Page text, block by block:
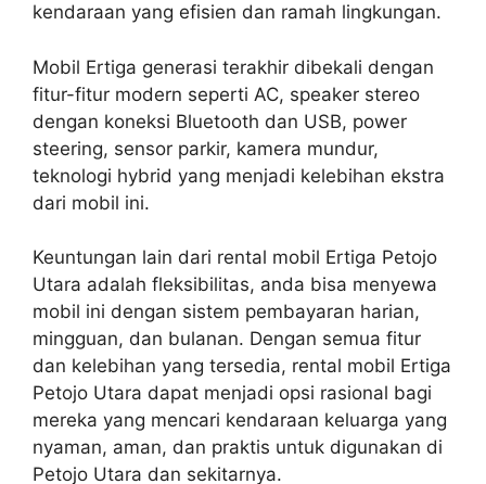
kendaraan yang efisien dan ramah lingkungan.
Mobil Ertiga generasi terakhir dibekali dengan
fitur-fitur modern seperti AC, speaker stereo
dengan koneksi Bluetooth dan USB, power
steering, sensor parkir, kamera mundur,
teknologi hybrid yang menjadi kelebihan ekstra
dari mobil ini.
Keuntungan lain dari rental mobil Ertiga Petojo
Utara adalah fleksibilitas, anda bisa menyewa
mobil ini dengan sistem pembayaran harian,
mingguan, dan bulanan. Dengan semua fitur
dan kelebihan yang tersedia, rental mobil Ertiga
Petojo Utara dapat menjadi opsi rasional bagi
mereka yang mencari kendaraan keluarga yang
nyaman, aman, dan praktis untuk digunakan di
Petojo Utara dan sekitarnya.